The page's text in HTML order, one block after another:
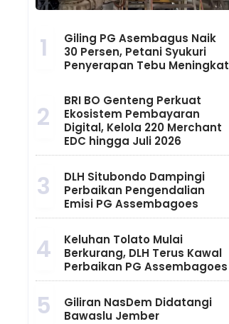
1
Giling PG Asembagus Naik
30 Persen, Petani Syukuri
Penyerapan Tebu Meningkat
2
BRI BO Genteng Perkuat
Ekosistem Pembayaran
Digital, Kelola 220 Merchant
EDC hingga Juli 2026
3
DLH Situbondo Dampingi
Perbaikan Pengendalian
Emisi PG Assembagoes
4
Keluhan Tolato Mulai
Berkurang, DLH Terus Kawal
Perbaikan PG Assembagoes
5
Giliran NasDem Didatangi
Bawaslu Jember